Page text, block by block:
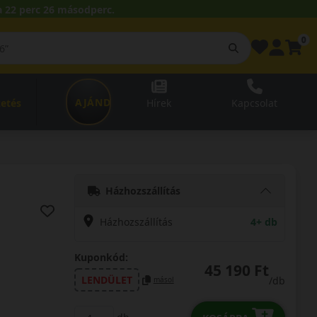
22 perc 25 másodperc.
AJÁNDÉKUTALVÁNY
Házhozszállítás
Házhozszállítás 4+ db
Kuponkód:
LENDÜLET
másol 45 190 Ft
/db